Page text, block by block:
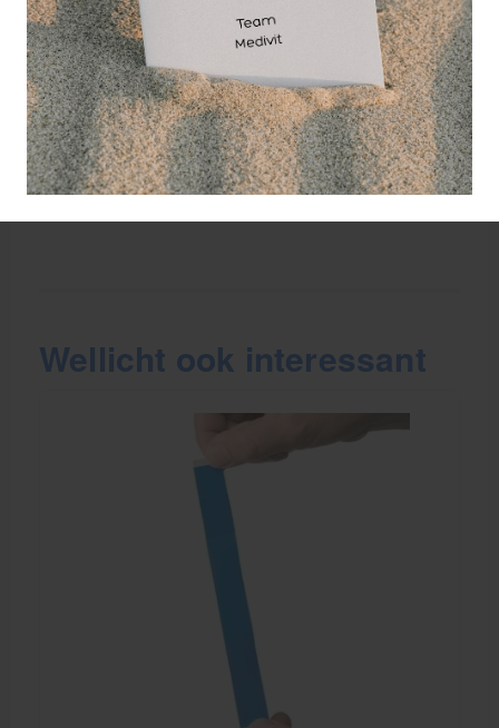
verspilling, wat vooral in drukke werkomgevingen
een groot voordeel is.
Het materiaal van de pleister is duurzaam, flexibel
en vochtbestendig, waardoor de pleister
comfortabel draagt en goed blijft zitten, zelfs in natte
of vettige omgevingen zoals keukens of
productiehallen.
Wellicht ook interessant